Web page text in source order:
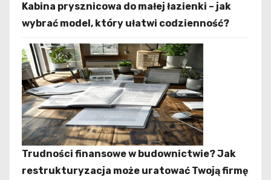
Kabina prysznicowa do małej łazienki – jak
wybrać model, który ułatwi codzienność?
Trudności finansowe w budownictwie? Jak
restrukturyzacja może uratować Twoją firmę